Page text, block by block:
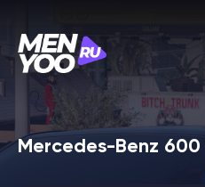
Mercedes-Benz 600